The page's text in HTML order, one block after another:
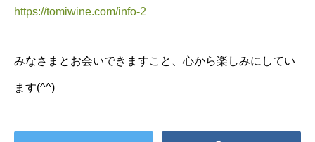
https://tomiwine.com/info-2
みなさまとお会いできますこと、心から楽しみにしてい
ます(^^)